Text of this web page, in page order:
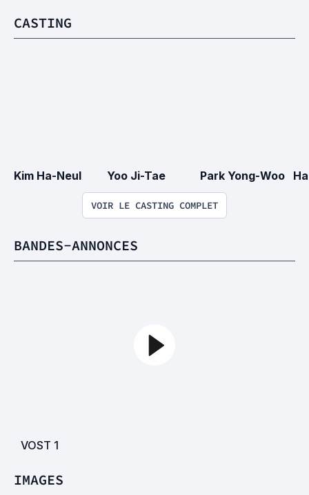
CASTING
Kim Ha-Neul Yoo Ji-Tae Park Yong-Woo
VOIR LE CASTING COMPLET
BANDES-ANNONCES
VOST 1
IMAGES